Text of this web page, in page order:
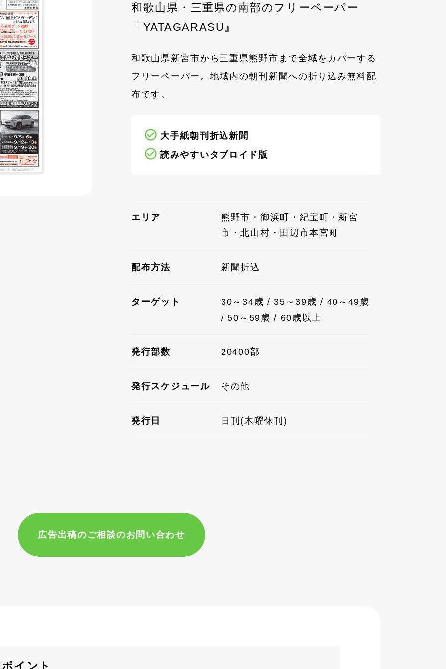
和歌山県・三重県の南部のフリーペーパー
『YATAGARASU』
和歌山県新宮市から三重県熊野市まで全域をカバーする
フリーペーパー。地域内の朝刊新聞への折り込み無料配
布です。
大手紙朝刊折込新聞
読みやすいタブロイド版
エリア
熊野市・御浜町・紀宝町・新宮
市・北山村・田辺市本宮町
配布方法 新聞折込
ターゲット
30～34歳 / 35～39歳 / 40～49歳
/ 50～59歳 / 60歳以上
発行部数 20400部
発行スケジュール その他
発行日 日刊(木曜休刊)
広告出稿のご相談のお問い合わせ
イント